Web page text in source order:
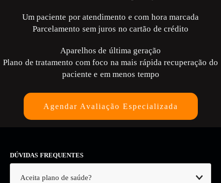
Um paciente por atendimento e com hora marcada
Parcelamento sem juros no cartão de crédito
Aparelhos de última geração
Plano de tratamento com foco na mais rápida recuperação do
paciente e em menos tempo
Agendar Avaliação Especializada
DÚVIDAS FREQUENTES
Aceita plano de saúde?